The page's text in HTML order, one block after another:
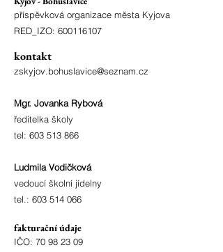
příspěvková organizace města Kyjova
RED_IZO: 600116107
kontakt
zskyjov.bohuslavice@seznam.cz
Mgr. Jovanka Rybová
ředitelka školy
tel: 603 513 866
Ludmila Vodičková
vedoucí školní jídelny
tel.: 603 514 066
fakturační údaje
IČO: 70 98 23 09